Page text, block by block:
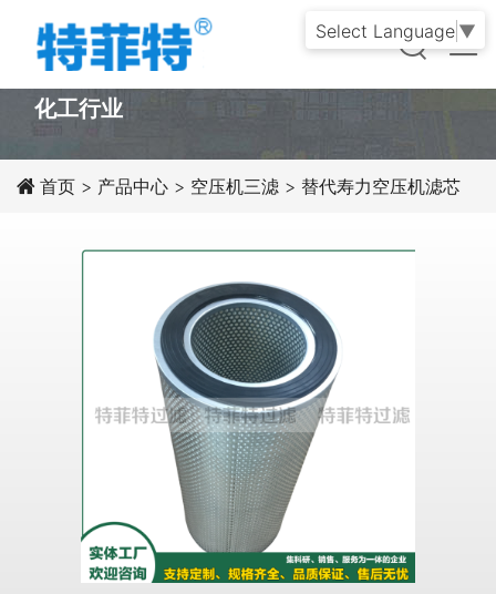
PRODUCT
化工行业
首页 > 产品中心 > 空压机三滤 > 替代寿力空压机滤芯
Select Language ▼